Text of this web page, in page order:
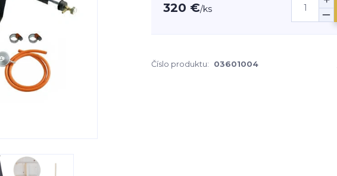
320 €/ks
Číslo produktu: 03601004